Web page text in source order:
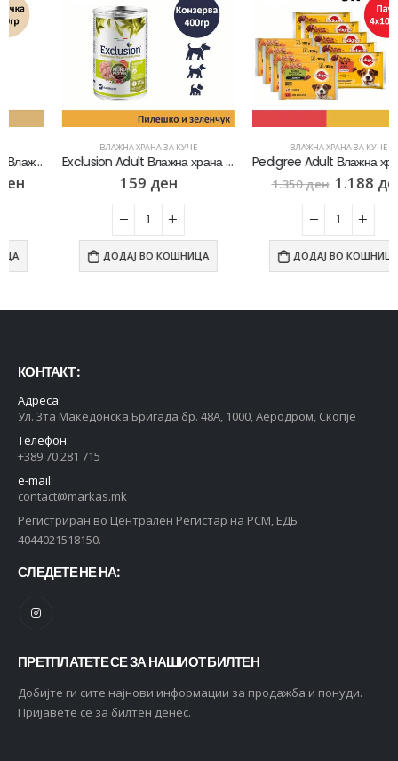
ВЛАЖНА ХРАНА ЗА КУЧЕ
Exclusion Adult Влажна храна за Возрасни кучиња со Пилешко и зеленчук [Конзерва 400гр]
ден
ДОДАЈ ВО КОШНИЦА
ВЛАЖНА ХРАНА ЗА КУЧЕ
Pedigree Adult Влажна храна за Возрасни кучиња [сет 9х Кесичка 4×100гр]
ден 1.188 ден
ДОДАЈ ВО КОШНИЦА
КОНТАКТ :
Адреса:
Ул. 3та Македонска Бригада бр. 48А, 1000, Аеродром, Скопје
Телефон:
+389 70 281 715
e-mail:
contact@markas.mk
Регистриран во Централен Регистар на РСМ, ЕДБ
4044021518150.
СЛЕДЕТЕ НЕ НА:
ПРЕТПЛАТЕТЕ СЕ ЗА НАШИОТ БИЛТЕН
Добијте ги сите најнови информации за продажба и понуди.
Пријавете се за билтен денес.